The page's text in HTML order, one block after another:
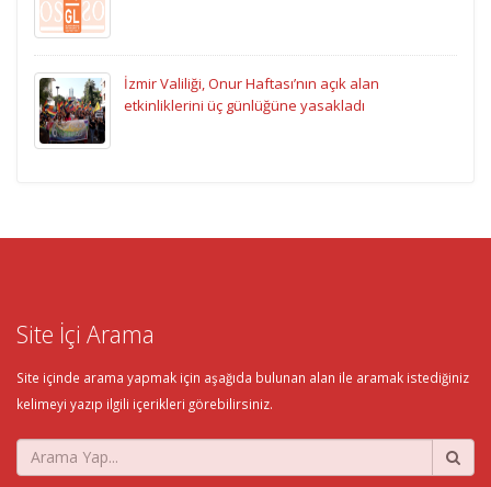
İzmir Valiliği, Onur Haftası’nın açık alan
etkinliklerini üç günlüğüne yasakladı
Site İçi Arama
Site içinde arama yapmak için aşağıda bulunan alan ile aramak istediğiniz
kelimeyi yazıp ilgili içerikleri görebilirsiniz.